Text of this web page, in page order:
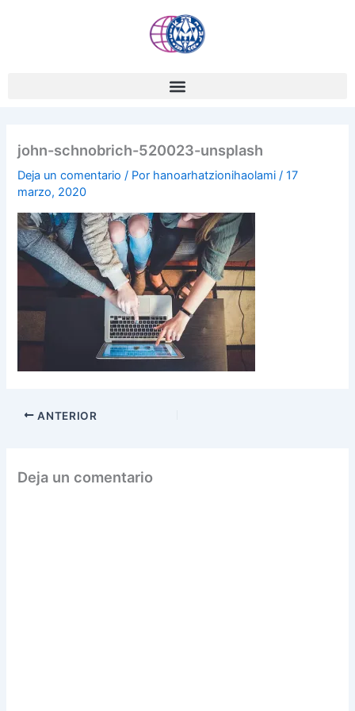
john-schnobrich-520023-unsplash
Deja un comentario / Por hanoarhatzionihaolami/17
marzo, 2020
ANTERIOR
Deja un comentario